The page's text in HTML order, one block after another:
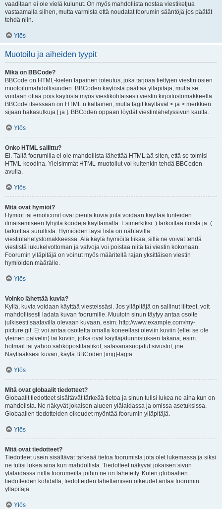
vaaditaan ei ole vielä kulunut. On myös mahdollista nostaa viestiketjua
vastaamalla siihen, mutta varmista että noudatat foorumin sääntöjä jos päätät
tehdä niin.
Ylös
Muotoilu ja aiheiden tyypit
Mikä on BBCode?
BBCode on HTML-kielen tapainen toteutus, joka tarjoaa tiettyjen viestin osien
muotoilumahdollisuuden. BBCoden käytöstä päättää ylläpitäjä, mutta se
voidaan ottaa pois käytöstä myös viestikohtaisesti viestin kirjoituslomakkeella.
BBCode itsessään on HTML:n kaltainen, mutta tagit käyttävät < ja > merkkien
sijaan hakasulkuja [ ja ]. BBCoden oppaan löydät viestinlähetyssivun kautta.
Ylös
Onko HTML sallittu?
Ei. Tällä foorumilla ei ole mahdollista lähettää HTML:ää siten, että se toimisi
HTML-koodina. Yleisimmät HTML-muotoilut voi kuitenkin tehdä BBCoden
avulla.
Ylös
Mitä ovat hymiöt?
Hymiöt tai emoticonit ovat pieniä kuvia joita voidaan käyttää tunteiden
ilmaisemiseen lyhyitä koodeja käyttämällä. Esimerkiksi :) tarkoittaa iloista ja :(
tarkoittaa surullista. Hymiöiden täysi lista on nähtävillä
viestinlähetyslomakkeessa. Älä käytä hymiöitä liikaa, sillä ne voivat tehdä
viestistä lukukelvottoman ja valvoja voi poistaa niitä tai viestin kokonaan.
Foorumin ylläpitäjä on voinut myös määritellä rajan yksittäisen viestin
hymiöiden määrälle.
Ylös
Voinko lähettää kuvia?
Kyllä, kuvia voidaan käyttää viesteissäsi. Jos ylläpitäjä on sallinut liitteet, voit
mahdollisesti ladata kuvan foorumille. Muutoin sinun täytyy antaa osoite
julkisesti saatavilla olevaan kuvaan, esim. http://www.example.com/my-
picture.gif. Et voi antaa osoitetta omalla koneellasi oleviin kuviin (ellei se ole
yleinen palvelin) tai kuviin, jotka ovat käyttäjätunnistuksen takana, esim.
hotmail tai yahoo sähköpostilaatikot, salasanasuojatut sivustot, jne.
Näyttääksesi kuvan, käytä BBCoden [img]-tagia.
Ylös
Mitä ovat globaalit tiedotteet?
Globaalit tiedotteet sisältävät tärkeää tietoa ja sinun tulisi lukea ne aina kun on
mahdolista. Ne näkyvät jokaisen alueen ylälaidassa ja omissa asetuksissa.
Globaalien tiedotteiden oikeudet myöntää foorumin ylläpitäjä.
Ylös
Mitä ovat tiedotteet?
Tiedotteet usein sisältävät tärkeää tietoa foorumista jota olet lukemassa ja siksi
ne tulisi lukea aina kun mahdollista. Tiedotteet näkyvät jokaisen sivun
ylälaidassa niillä foorumeilla joihin ne on lähetetty. Kuten globaalien
tiedotteiden kohdalla, tiedotteiden lähettämisen oikeudet antaa foorumin
ylläpitäjä.
Ylös